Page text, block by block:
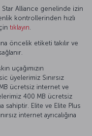
Alliance genelinde izin
kontrollerinden hızlı
tıklayın.
öncelik etiketi takılır ve
uçağımızın
üyelerimiz Sınırsız
ücretsiz internet ve
400 MB ücretsiz
sahiptir. Elite ve Elite Plus
internet ayrıcalığına